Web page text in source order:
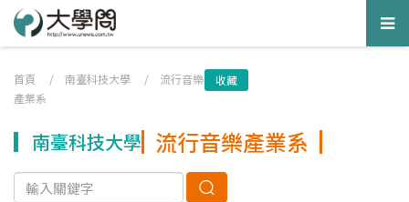
首頁 / 南臺科技大學 / 流行音樂
產業系
收藏
南臺科技大學 流行音樂產業系